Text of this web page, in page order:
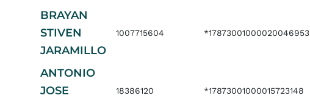
BRAYAN
STIVEN
JARAMILLO
1007715604 *17873001000020046953
ANTONIO
JOSE
18386120 *17873001000015723148